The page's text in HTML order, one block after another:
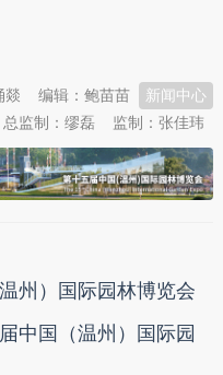
新闻中心
编辑：鲍苗苗
燚
监制：张佳玮
总监制：缪磊
州）国际园林博览会
中国（温州）国际园